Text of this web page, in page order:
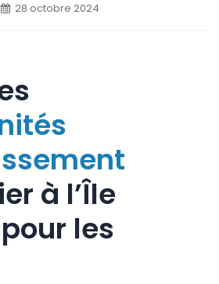
28 octobre 2024
à l’Île
les